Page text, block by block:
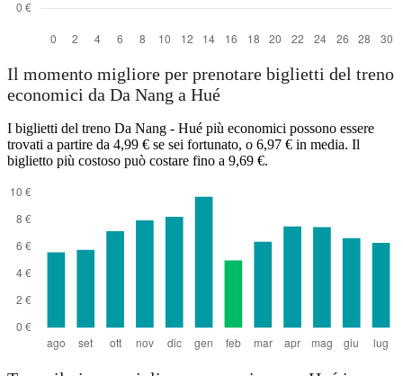
Il momento migliore per prenotare biglietti del treno
economici da Da Nang a Hué
I biglietti del treno Da Nang - Hué più economici possono essere
trovati a partire da 4,99 € se sei fortunato, o 6,97 € in media. Il
biglietto più costoso può costare fino a 9,69 €.